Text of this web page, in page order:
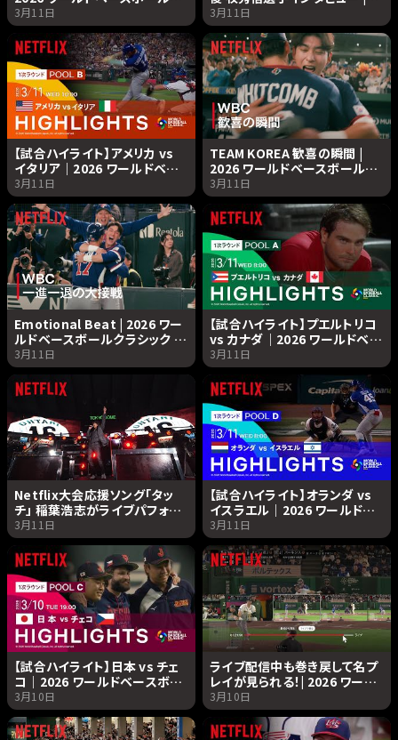
ラシック | Netflix Japan
3月11日
2026 ワールドベースボールク
ラシック | Netflix Japan
3月11日
【試合ハイライト】アメリカ vs
イタリア｜2026 ワールドベー
スボールクラシック | Netflix
Japan
3月11日
TEAM KOREA 歓喜の瞬間 |
2026 ワールドベースボールク
ラシック | Netflix Japan
3月11日
Emotional Beat | 2026 ワー
ルドベースボールクラシック |
Netflix Japan
3月11日
【試合ハイライト】プエルトリコ
vs カナダ｜2026 ワールドベー
スボールクラシック | Netflix
Japan
3月11日
Netflix大会応援ソング「タッ
チ」 稲葉浩志がライブパフォー
マンスで初披露！| 2026 ワール
ドベースボールクラシック |
Netflix Japan
3月11日
【試合ハイライト】オランダ vs
イスラエル｜2026 ワールドベ
ースボールクラシック |
Netflix Japan
3月11日
【試合ハイライト】日本 vs チェ
コ｜2026 ワールドベースボー
ルクラシック | Netflix Japan
3月10日
ライブ配信中も巻き戻して名プ
レイが見られる！| 2026 ワール
ドベースボールクラシック|
Netflix Japan
3月10日